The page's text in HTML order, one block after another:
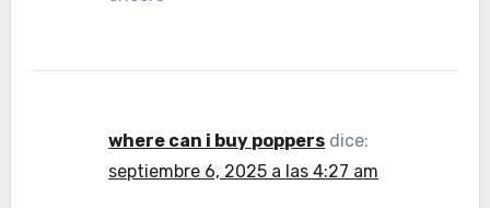
where can i buy poppers dice:
septiembre 6, 2025 a las 4:27 am